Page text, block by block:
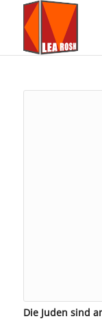
Die Juden sind